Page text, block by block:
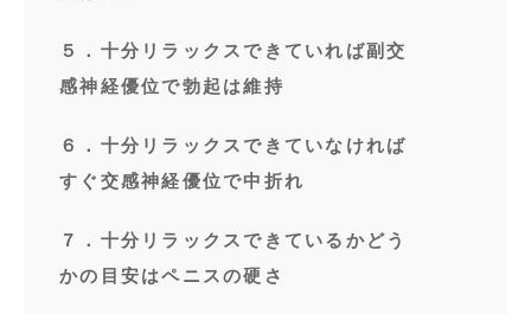
５．十分リラックスできていれば副交
感神経優位で勃起は維持
６．十分リラックスできていなければ
すぐ交感神経優位で中折れ
７．十分リラックスできているかどう
かの目安はペニスの硬さ